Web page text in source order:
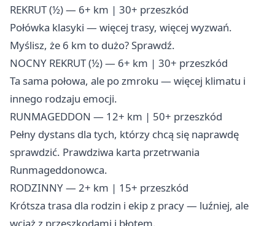
REKRUT (½) — 6+ km | 30+ przeszkód
Połówka klasyki — więcej trasy, więcej wyzwań.
Myślisz, że 6 km to dużo? Sprawdź. ‍
NOCNY REKRUT (½) — 6+ km | 30+ przeszkód
Ta sama połowa, ale po zmroku — więcej klimatu i
innego rodzaju emocji.
RUNMAGEDDON — 12+ km | 50+ przeszkód
Pełny dystans dla tych, którzy chcą się naprawdę
sprawdzić. Prawdziwa karta przetrwania
Runmageddonowca.
RODZINNY — 2+ km | 15+ przeszkód
Krótsza trasa dla rodzin i ekip z pracy — luźniej, ale